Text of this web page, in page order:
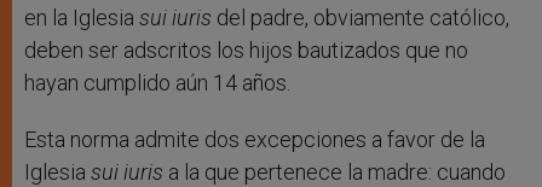
en la Iglesia sui iuris del padre, obviamente católico,
deben ser adscritos los hijos bautizados que no
hayan cumplido aún 14 años.
Esta norma admite dos excepciones a favor de la
Iglesia sui iuris a la que pertenece la madre: cuando